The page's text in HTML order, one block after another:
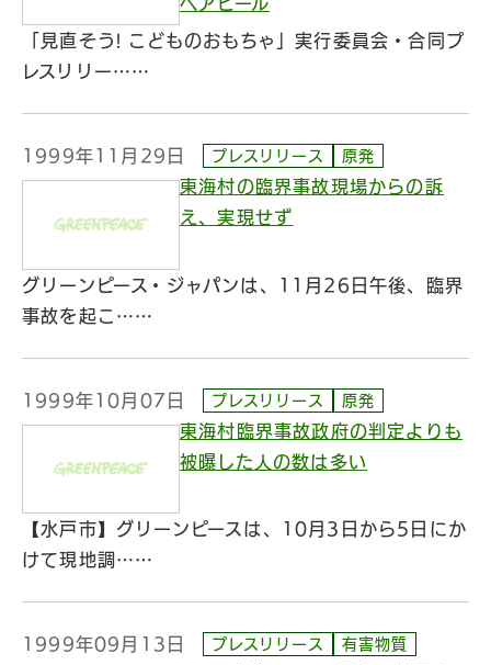
「見直そう! こどものおもちゃ」実行委員会・合同プ
レスリリー……
1999年11月29日 プレスリリース 原発
東海村の臨界事故現場からの訴
え、実現せず
グリーンピース・ジャパンは、11月26日午後、臨界
事故を起こ……
1999年10月07日 プレスリリース 原発
東海村臨界事故政府の判定よりも
被曝した人の数は多い
【水戸市】グリーンピースは、10月3日から5日にか
けて現地調……
1999年09月13日 プレスリリース 有害物質